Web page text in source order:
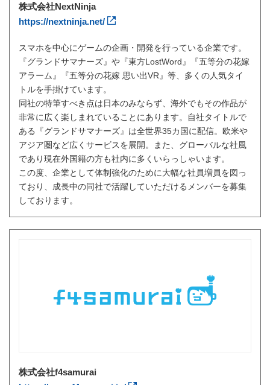
株式会社NextNinja
https://nextninja.net/
スマホを中心にゲームの企画・開発を行っている企業です。
『グランドサマナーズ』や『東方LostWord』『五等分の花嫁
アラーム』『五等分の花嫁 思い出VR』等、多くの人気タイ
トルを手掛けています。
同社の特筆すべき点は日本のみならず、海外でもその作品が
非常に広く楽しまれていることにあります。自社タイトルで
ある『グランドサマナーズ』は全世界35カ国に配信。欧米や
アジア圏など広くサービスを展開。また、グローバルな社風
であり現在外国籍の方も社内に多くいらっしゃいます。
この度、企業として体制強化のために大幅な社員増員を図っ
ており、成長中の同社で活躍していただけるメンバーを募集
しております。
株式会社f4samurai